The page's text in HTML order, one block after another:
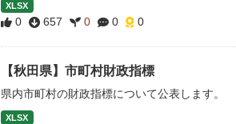
XLSX
0 657 0 0 0
【秋田県】市町村財政指標
県内市町村の財政指標について公表します。
XLSX